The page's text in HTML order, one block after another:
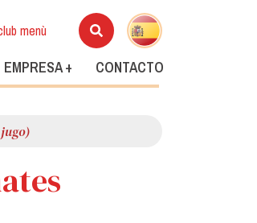
menù
EMPRESA + CONTACTO